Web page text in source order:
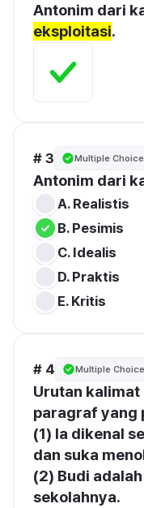
Antonim dari
eksploitasi.
# 3 Multiple Choice
Antonim dari
A. Realistis
B. Pesimis
C. Idealis
D. Praktis
E. Kritis
# 4 Multiple Choice
Urutan
paragraf yang
(1) la dikenal
dan suka
(2) Budi
sekolahnya.